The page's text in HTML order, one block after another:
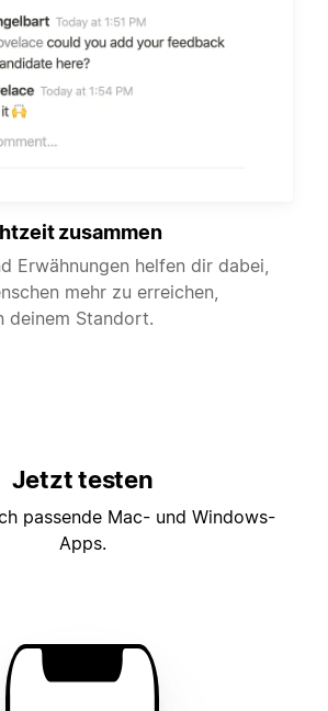
zusammen
Erwähnungen helfen dir dabei,
mehr zu erreichen,
deinem Standort.
Jetzt testen
passende Mac- und Windows-
Apps.